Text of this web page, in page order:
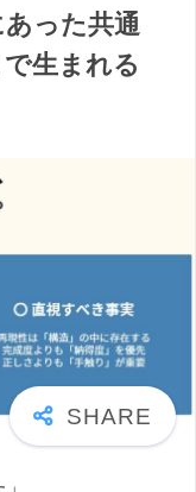
あった共通
生まれる